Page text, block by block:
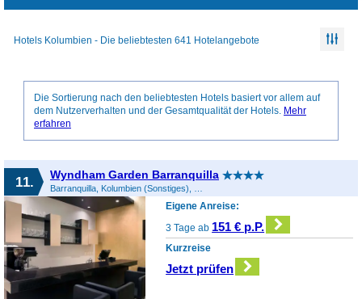
Hotels Kolumbien - Die beliebtesten 641 Hotelangebote
Die Sortierung nach den beliebtesten Hotels basiert vor allem auf
dem Nutzerverhalten und der Gesamtqualität der Hotels. Mehr
erfahren
11. Wyndham Garden Barranquilla
Eigene Anreise:
3 Tage ab 151 € p.P.
Kurzreise
Jetzt prüfen